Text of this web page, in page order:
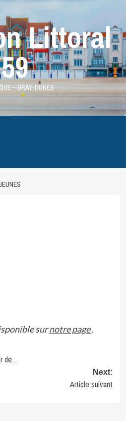
Littoral
59
– BRAY-DUNES
surnotre page.
de…
Next:
Article suivant